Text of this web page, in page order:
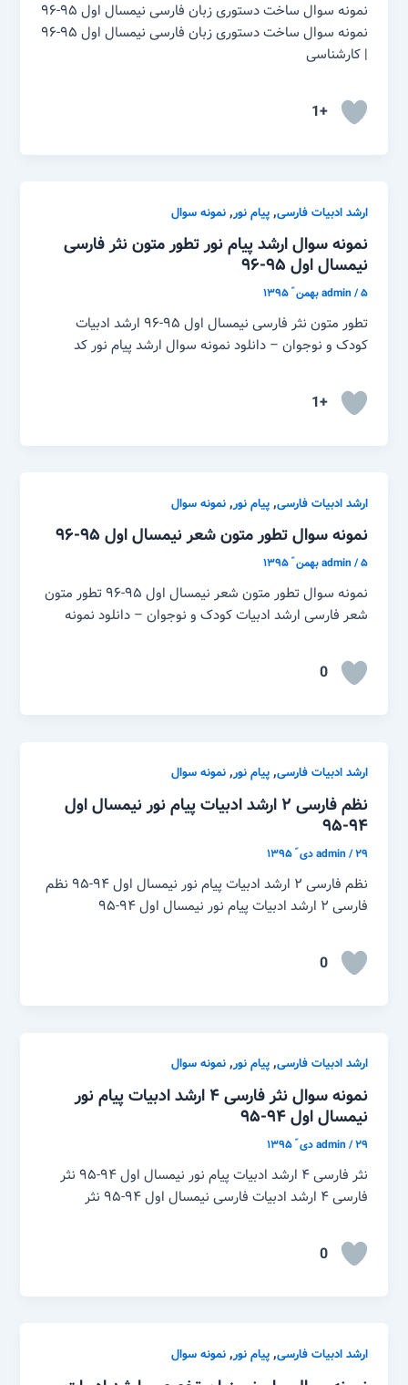
نمونه سوال ساخت دستوری زبان فارسی نیمسال اول ۹۵-۹۶
نمونه سوال ساخت دستوری زبان فارسی نیمسال اول ۹۵-۹۶
| کارشناسی
+1
ارشد ادبیات فارسی,پیام نور,نمونه سوال
نمونه سوال ارشد پیام نور تطور متون نثر فارسی
نیمسال اول ۹۵-۹۶
admin/۵ بهمن ّ ۱۳۹۵
تطور متون نثر فارسی نیمسال اول ۹۵-۹۶ ارشد ادبیات
کودک و نوجوان – دانلود نمونه سوال ارشد پیام نور کد
+1
ارشد ادبیات فارسی,پیام نور,نمونه سوال
نمونه سوال تطور متون شعر نیمسال اول ۹۵-۹۶
admin/۵ بهمن ّ ۱۳۹۵
نمونه سوال تطور متون شعر نیمسال اول ۹۵-۹۶ تطور متون
شعر فارسی ارشد ادبیات کودک و نوجوان – دانلود نمونه
0
ارشد ادبیات فارسی,پیام نور,نمونه سوال
نظم فارسی ۲ ارشد ادبیات پیام نور نیمسال اول
۹۴-۹۵
admin/۲۹ دی ّ ۱۳۹۵
نظم فارسی ۲ ارشد ادبیات پیام نور نیمسال اول ۹۴-۹۵ نظم
فارسی ۲ ارشد ادبیات پیام نور نیمسال اول ۹۴-۹۵
0
ارشد ادبیات فارسی,پیام نور,نمونه سوال
نمونه سوال نثر فارسی ۴ ارشد ادبیات پیام نور
نیمسال اول ۹۴-۹۵
admin/۲۹ دی ّ ۱۳۹۵
نثر فارسی ۴ ارشد ادبیات پیام نور نیمسال اول ۹۴-۹۵ نثر
فارسی ۴ ارشد ادبیات فارسی نیمسال اول ۹۴-۹۵ نثر
0
ارشد ادبیات فارسی,پیام نور,نمونه سوال